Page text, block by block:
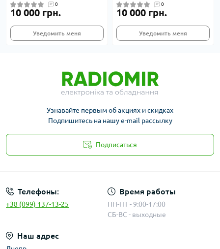
0
10 000 грн.
Уведомить меня
0
10 000 грн.
Уведомить меня
Узнавайте первым об акциях и скидках
Подпишитесь на нашу e-mail рассылку
Подписаться
Телефоны:
+38 (099) 137-13-25
Время работы
ПН-ПТ - 9:00-17:00
СБ-ВС - выходные
Наш адрес